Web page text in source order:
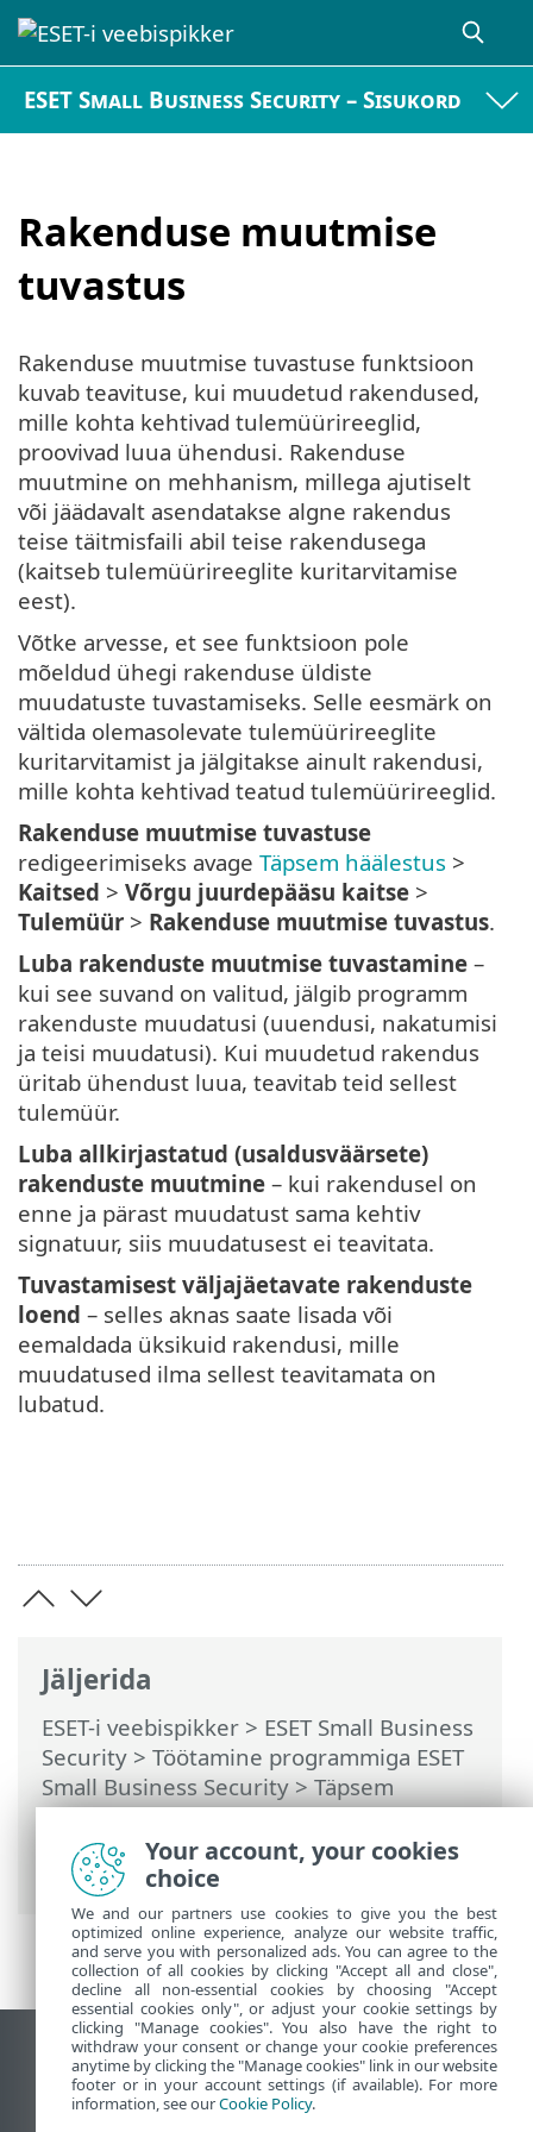
ESET Small Business Security – Sisukord
Rakenduse muutmise
tuvastus
Jäljerida
ESET-i veebispikker > ESET Small Business
Security > Töötamine programmiga ESET
Small Business Security>Täpsem
häälestus>Kaitsed>Võrgukasutuse
kaitse> Tulemüür> Rakenduse
muutmise tuvastus
Rakenduse muutmise tuvastuse funktsioon
kuvab teavituse, kui muudetud rakendused,
mille kohta kehtivad tulemüürireeglid,
proovivad luua ühendusi. Rakenduse
muutmine on mehhanism, millega ajutiselt
või jäädavalt asendatakse algne rakendus
teise täitmisfaili abil teise rakendusega
(kaitseb tulemüürireeglite kuritarvitamise
eest).
Võtke arvesse, et see funktsioon pole
mõeldud ühegi rakenduse üldiste
muudatuste tuvastamiseks. Selle eesmärk on
vältida olemasolevate tulemüürireeglite
kuritarvitamist ja jälgitakse ainult rakendusi,
mille kohta kehtivad teatud tulemüürireeglid.
Rakenduse muutmise tuvastuse
redigeerimiseks avage Täpsem häälestus >
Kaitsed > Võrgu juurdepääsu kaitse >
Tulemüür > Rakenduse muutmise tuvastus.
Luba rakenduste muutmise tuvastamine –
kui see suvand on valitud, jälgib programm
rakenduste muudatusi (uuendusi, nakatumisi
ja teisi muudatusi). Kui muudetud rakendus
üritab ühendust luua, teavitab teid sellest
tulemüür.
Luba allkirjastatud (usaldusväärsete)
rakenduste muutmine – kui rakendusel on
enne ja pärast muudatust sama kehtiv
signatuur, siis muudatusest ei teavitata.
Tuvastamisest väljajäetavate rakenduste
loend – selles aknas saate lisada või
eemaldada üksikuid rakendusi, mille
muudatused ilma sellest teavitamata on
lubatud.
Vaata tavaarvutile mõeldud veebilehte
End of Life
ESET-i teabebaas
Your account, your cookies
choice
We and our partners use cookies to give you the best
optimized online experience, analyze our website traffic,
and serve you with personalized ads. You can agree to the
collection of all cookies by clicking "Accept all and close",
decline all non-essential cookies by choosing "Accept
essential cookies only", or adjust your cookie settings by
clicking "Manage cookies". You also have the right to
withdraw your consent or change your cookie preferences
anytime by clicking the "Manage cookies" link in our website
footer or in your account settings (if available). For more
information, see ourCookie Policy.